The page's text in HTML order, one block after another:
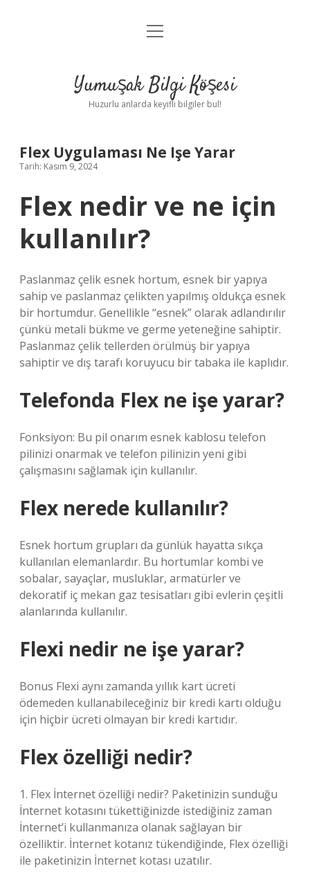
Anasayfa
Yasal Uyarı
menüyü
Yumuşak Bilgi Köşesi
Huzurlu anlarda keyifli bilgiler bul!
Flex Uygulaması Ne Işe Yarar
Tarih: Kasım 9, 2024
Flex nedir ve ne için
kullanılır?
Paslanmaz çelik esnek hortum, esnek bir yapıya
sahip ve paslanmaz çelikten yapılmış oldukça esnek
bir hortumdur. Genellikle “esnek” olarak adlandırılır
çünkü metali bükme ve germe yeteneğine sahiptir.
Paslanmaz çelik tellerden örülmüş bir yapıya
sahiptir ve dış tarafı koruyucu bir tabaka ile kaplıdır.
Telefonda Flex ne işe yarar?
Fonksiyon: Bu pil onarım esnek kablosu telefon
pilinizi onarmak ve telefon pilinizin yeni gibi
çalışmasını sağlamak için kullanılır.
Flex nerede kullanılır?
Esnek hortum grupları da günlük hayatta sıkça
kullanılan elemanlardır. Bu hortumlar kombi ve
sobalar, sayaçlar, musluklar, armatürler ve
dekoratif iç mekan gaz tesisatları gibi evlerin çeşitli
alanlarında kullanılır.
Flexi nedir ne işe yarar?
Bonus Flexi aynı zamanda yıllık kart ücreti
ödemeden kullanabileceğiniz bir kredi kartı olduğu
için hiçbir ücreti olmayan bir kredi kartıdır.
Flex özelliği nedir?
1. Flex İnternet özelliği nedir? Paketinizin sunduğu
İnternet kotasını tükettiğinizde istediğiniz zaman
İnternet’i kullanmanıza olanak sağlayan bir
özelliktir. İnternet kotanız tükendiğinde, Flex özelliği
ile paketinizin İnternet kotası uzatılır.